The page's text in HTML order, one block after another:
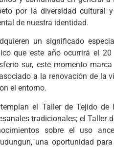
por la diversidad cultural
de nuestra identidad.
un significado
que este año ocurrirá el
sur, este momento
a la renovación de la
el entorno.
el Taller de Tejido
tradicionales; el Taller
sobre el uso
una oportunidad